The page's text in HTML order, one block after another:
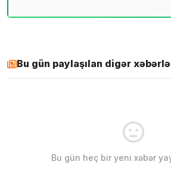
Bu gün paylaşılan digər
Bu gün heç bir yeni xəbər